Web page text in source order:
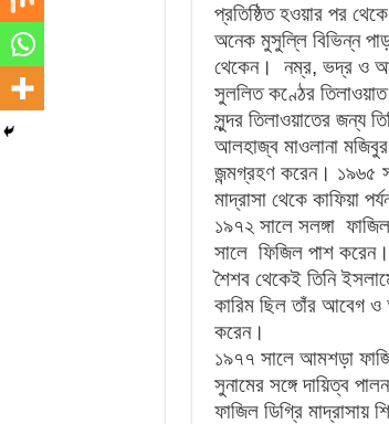
প্রতিষ্ঠিত হওয়ার পর
অনেক মুসুল্লি বিভিন্ন
থেকেন। নম্র, ভদ্র ও
সুললিত কণ্ঠের
সুন্দর তিলাওয়াতের জন্য
আলহাজ্ব মাওলানা
জন্মগ্রহণ করেন। ১৯৬৫
মাদ্রাসা থেকে কাফিয়া
১৯৭২ সালে সলঙ্গা
সালে ফিজিল পাশ
শৈশব থেকেই তিনি
কারিম ছিল তাঁর আবেগ ও
করেন।
১৯৭৭ সালে আমশড়া
সুনামের সঙ্গে দায়িত্ব
ফাজিল ডিগ্রি